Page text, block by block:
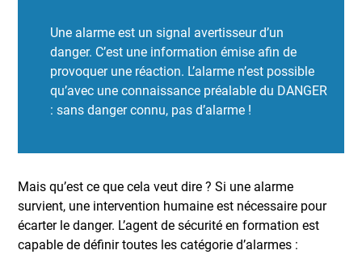
Une alarme est un signal avertisseur d’un
danger. C’est une information émise afin de
provoquer une réaction. L’alarme n’est possible
qu’avec une connaissance préalable du DANGER
: sans danger connu, pas d’alarme !
Mais qu’est ce que cela veut dire ? Si une alarme
survient, une intervention humaine est nécessaire pour
écarter le danger. L’agent de sécurité en formation est
capable de définir toutes les catégorie d’alarmes :